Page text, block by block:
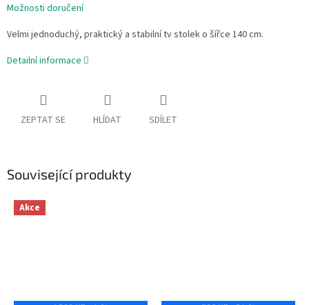
Možnosti doručení
Velmi jednoduchý, praktický a stabilní tv stolek o šířce 140 cm.
Detailní informace
ZEPTAT SE HLÍDAT SDÍLET
Související produkty
Akce